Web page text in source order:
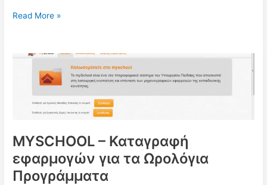
Ενημέρωση
Καταχώρηση
Προσμέτρηση
Απουσιών
Read More »
MYSCHOOL – Καταγραφή
εφαρμογών για τα Ωρολόγια
Προγράμματα